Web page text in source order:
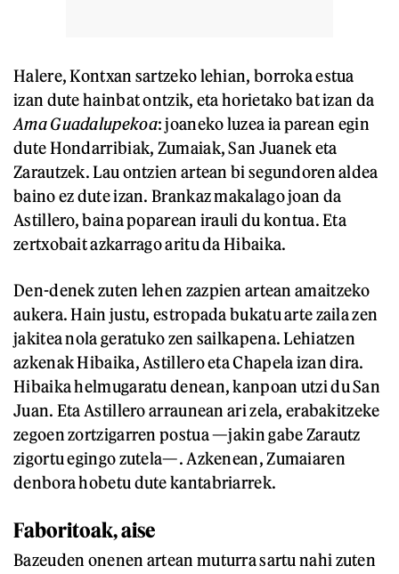
Halere, Kontxan sartzeko lehian, borroka estua
izan dute hainbat ontzik, eta horietako bat izan da
Ama Guadalupekoa: joaneko luzea ia parean egin
dute Hondarribiak, Zumaiak, San Juanek eta
Zarautzek. Lau ontzien artean bi segundoren aldea
baino ez dute izan. Brankaz makalago joan da
Astillero, baina poparean irauli du kontua. Eta
zertxobait azkarrago aritu da Hibaika.
Den-denek zuten lehen zazpien artean amaitzeko
aukera. Hain justu, estropada bukatu arte zaila zen
jakitea nola geratuko zen sailkapena. Lehiatzen
azkenak Hibaika, Astillero eta Chapela izan dira.
Hibaika helmugaratu denean, kanpoan utzi du San
Juan. Eta Astillero arraunean ari zela, erabakitzeke
zegoen zortzigarren postua —jakin gabe Zarautz
zigortu egingo zutela—. Azkenean, Zumaiaren
denbora hobetu dute kantabriarrek.
Faboritoak, aise
Bazeuden onenen artean muturra sartu nahi zuten